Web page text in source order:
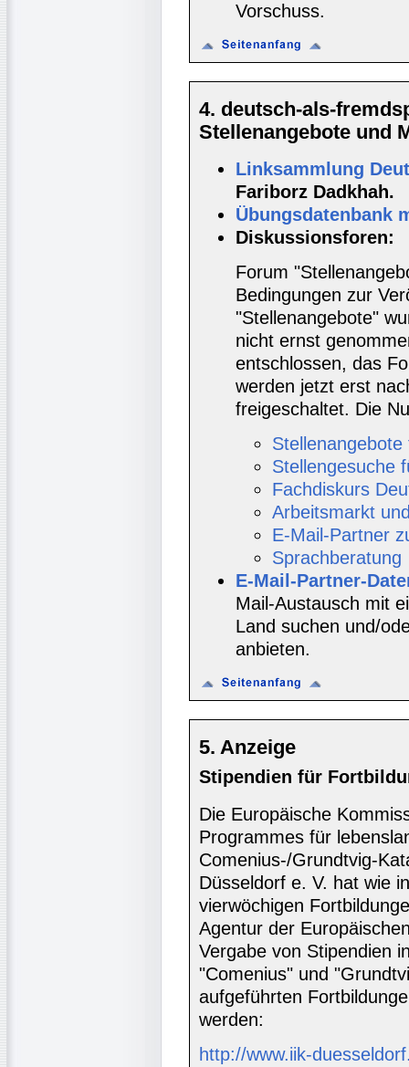
Vorschuss.
4. deutsch-als-
Stellenangebote und
Linksammlung
Fariborz Dadkhah.
Übungsdatenbank
Diskussionsforen:
Forum
Bedingungen zur
"Stellenangebote"
nicht ernst
entschlossen, das
werden jetzt erst
freigeschaltet. Die
Stellengesuche
Fachdiskurs
Arbeitsmarkt
E-Mail-Partner
Sprachberatung
E-Mail-Partner-
Mail-Austausch mit
Land suchen und/
anbieten.
5. Anzeige
Stipendien für
Die Europäische
Programmes für
Comenius-/Grundtvig-
Düsseldorf e. V. hat wie
vierwöchigen
Agentur der
Vergabe von Stipendien
"Comenius" und
aufgeführten
werden:
http://www.iik-